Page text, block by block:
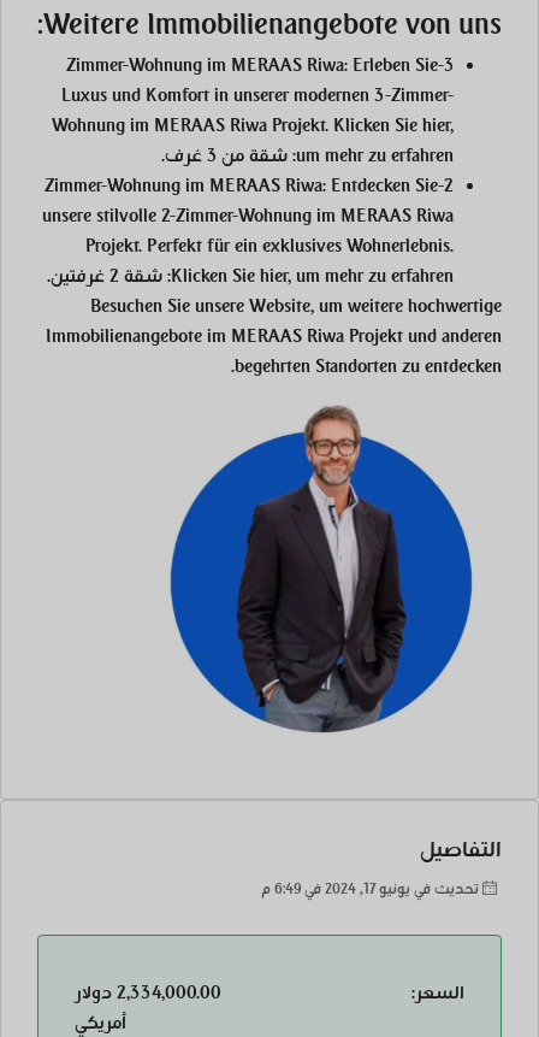
Weitere Immobilienangebote von uns:
3-Zimmer-Wohnung im MERAAS Riwa
: Erleben Sie
Luxus und Komfort in unserer modernen 3-Zimmer-
Wohnung im MERAAS Riwa Projekt. Klicken Sie hier,
um mehr zu erfahren: شقة من 3 غرف
.
2-Zimmer-Wohnung im MERAAS Riwa
: Entdecken Sie
unsere stilvolle 2-Zimmer-Wohnung im MERAAS Riwa
Projekt. Perfekt für ein exklusives Wohnerlebnis.
Klicken Sie hier, um mehr zu erfahren: شقة 2 غرفتين
.
Besuchen Sie unsere Website, um weitere hochwertige
Immobilienangebote im MERAAS Riwa Projekt und anderen
begehrten Standorten zu entdecken.
التفاصيل
تحديث في يونيو 17, 2024 في 6:49 م
السعر:
2,334,000.00 دولار
أمريكي